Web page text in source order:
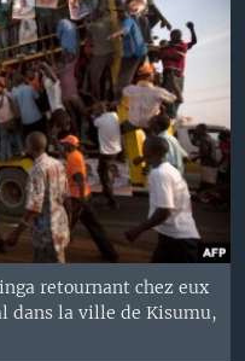
retournant chez eux
dans la ville de Kisumu,